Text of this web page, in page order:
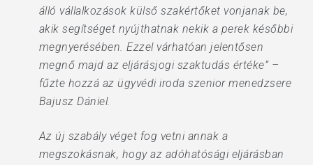
álló vállalkozások külső szakértőket vonjanak be,
akik segítséget nyújthatnak nekik a perek későbbi
megnyerésében. Ezzel várhatóan jelentősen
megnő majd az eljárásjogi szaktudás értéke” –
fűzte hozzá az ügyvédi iroda szenior menedzsere
Bajusz Dániel.
Az új szabály véget fog vetni annak a
megszokásnak, hogy az adóhatósági eljárásban